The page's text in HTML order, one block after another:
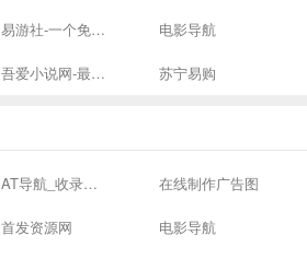
易游社-一个免费二次元游戏分享社区 电影导航
吾爱小说网-最新热门免费小说阅读 苏宁易购
AT导航_收录网_免费收录网站_自动收录网_秒收录 在线制作广告图
首发资源网 电影导航